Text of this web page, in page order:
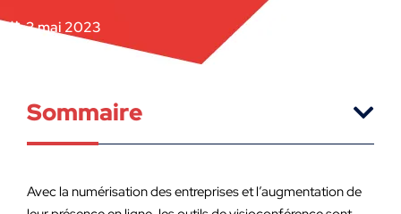
3 mai 2023
Sommaire
Avec la numérisation des entreprises et l’augmentation de